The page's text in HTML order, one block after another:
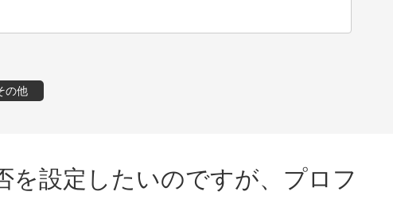
の他
を設定したいのですが、プロフ